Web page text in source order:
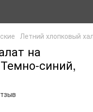
Летний хлопковый
на
синий,